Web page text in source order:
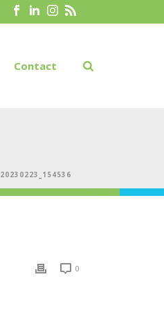
Contact
20230223_154536
0